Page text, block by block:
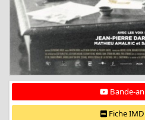
Bande-
Fiche